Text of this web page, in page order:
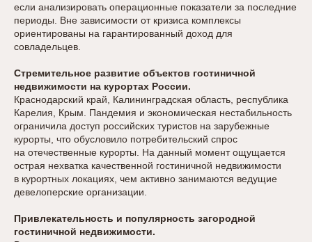
если анализировать операционные показатели за последние
периоды. Вне зависимости от кризиса комплексы
ориентированы на гарантированный доход для
совладельцев.
Стремительное развитие объектов гостиничной
недвижимости на курортах России.
Краснодарский край, Калининградская область, республика
Карелия, Крым. Пандемия и экономическая нестабильность
ограничила доступ российских туристов на зарубежные
курорты, что обусловило потребительский спрос
на отечественные курорты. На данный момент ощущается
острая нехватка качественной гостиничной недвижимости
в курортных локациях, чем активно занимаются ведущие
девелоперские организации.
Привлекательность и популярность загородной
гостиничной недвижимости.